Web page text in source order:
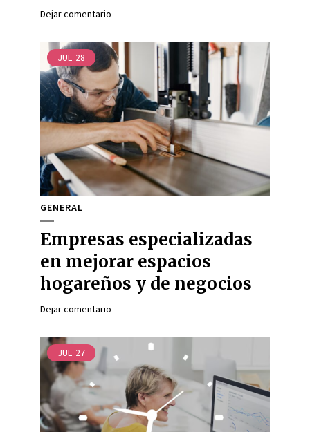
Dejar comentario
JUL 28
GENERAL
Empresas especializadas
en mejorar espacios
hogareños y de negocios
Dejar comentario
JUL 27